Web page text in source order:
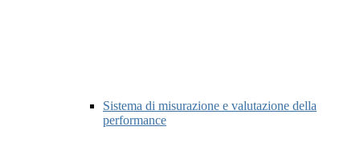
Sistema di misurazione e valutazione della
performance